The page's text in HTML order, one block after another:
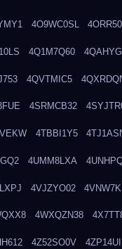
4O9WC0SL
4Q1M7Q60
4QVTMIC5
4SRMCB32
4TBBI1Y5
4UMM8LXA
4VJZYO02
4WXQZN38
4Z52SO0V